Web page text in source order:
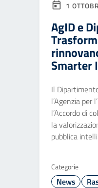
1
AgID e
Smarter
Il
l’Agenzia
l’Accordo di
la
pubblica
Categorie
News